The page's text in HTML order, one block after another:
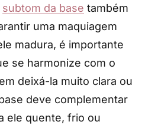
subtom da base também
uma maquiagem
madura, é importante
se harmonize com o
deixá-la muito clara ou
deve complementar
ele quente, frio ou